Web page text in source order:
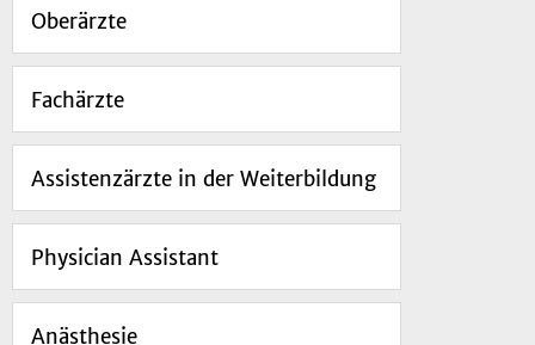
Oberärzte
Fachärzte
Assistenzärzte in der Weiterbildung
Physician Assistant
Anästhesie